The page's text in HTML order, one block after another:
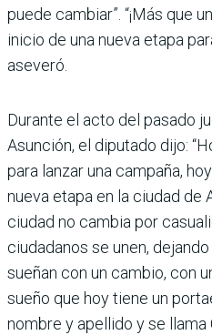
puede cambiar”. “¡Más que
inicio de una nueva etapa
aseveró.
Durante el acto del pasado
Asunción, el diputado dijo:
para lanzar una cam­paña,
nueva etapa en la ciudad de
ciudad no cambia por
ciudadanos se unen,
sueñan con un cambio, con
sueño que hoy tiene un
nombre y apellido y se